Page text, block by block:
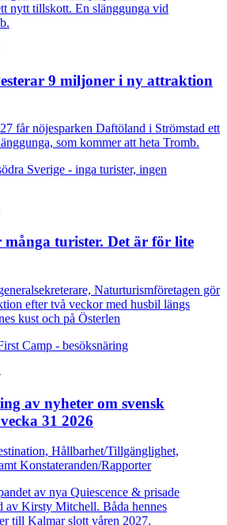
9 miljoner i ny attraktion
får nöjesparken Daftöland i Strömstad ett
som kommer att heta Tromb.
många turister. Det är för lite
Naturturismföretagen gör
efter två veckor med husbil längs
kust och på Österlen
av nyheter om svensk
31 2026
Hållbarhet/Tillgänglighet,
Konstateranden/Rapporter